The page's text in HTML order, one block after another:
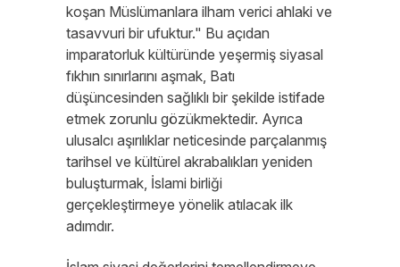
koşan Müslümanlara ilham verici ahlaki ve
tasavvuri bir ufuktur." Bu açıdan
imparatorluk kültüründe yeşermiş siyasal
fıkhın sınırlarını aşmak, Batı
düşüncesinden sağlıklı bir şekilde istifade
etmek zorunlu gözükmektedir. Ayrıca
ulusalcı aşırılıklar neticesinde parçalanmış
tarihsel ve kültürel akrabalıkları yeniden
buluşturmak, İslami birliği
gerçekleştirmeye yönelik atılacak ilk
adımdır.